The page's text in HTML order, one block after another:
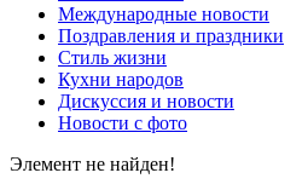
Международные новости
Поздравления и праздники
Cтиль жизни
Кухни народов
Дискуссия и новости
Новости с фото
Элемент не найден!